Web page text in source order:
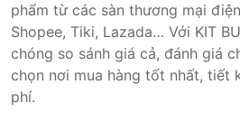
phẩm từ các sàn thương mại
Shopee, Tiki, Lazada… Với KIT
chóng so sánh giá cả, đánh giá
chọn nơi mua hàng tốt nhất, tiết
phí.